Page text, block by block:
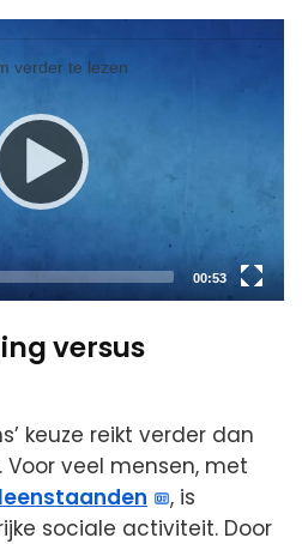
verder te lezen
Total
duration
00:53
versus
keuze reikt verder dan
Voor veel mensen, met
, is
sociale activiteit. Door